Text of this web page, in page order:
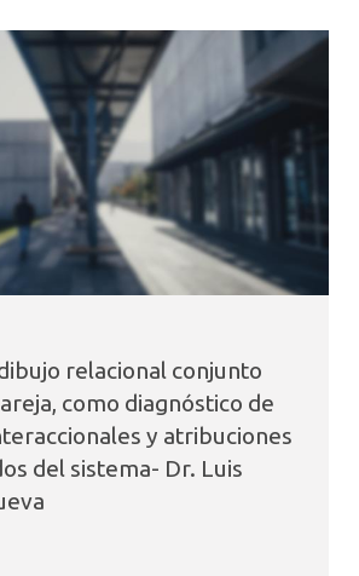
relacional conjunto
como diagnóstico de
y atribuciones
del sistema- Dr. Luis